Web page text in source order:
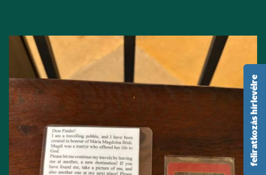
feliratkozás hírlevélre